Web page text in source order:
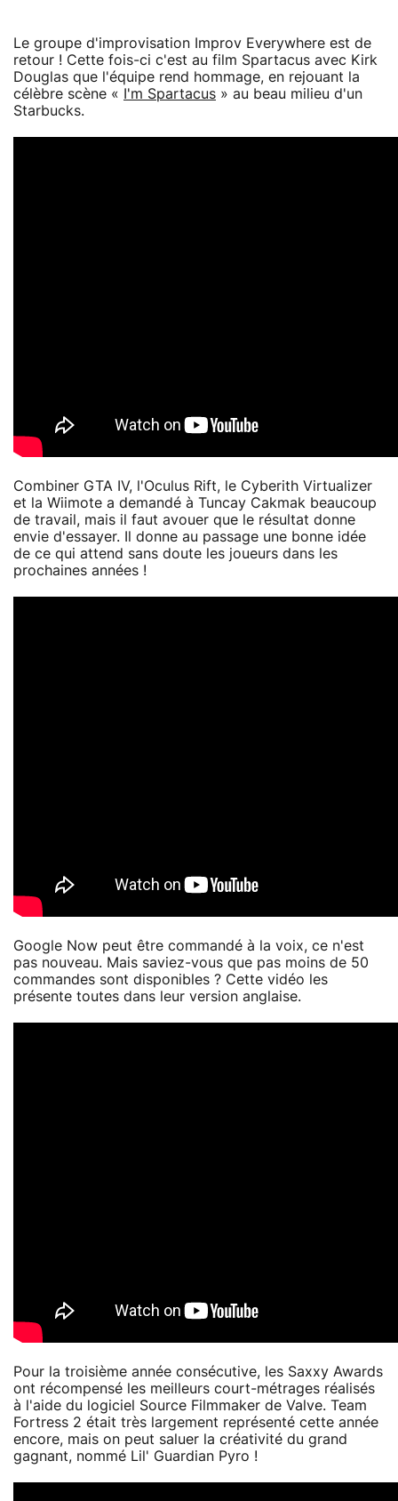
Le groupe d'improvisation Improv Everywhere est de
retour ! Cette fois-ci c'est au film Spartacus avec Kirk
Douglas que l'équipe rend hommage, en rejouant la
célèbre scène «
I'm Spartacus » au beau milieu d'un
Starbucks.
Combiner GTA IV, l'Oculus Rift, le Cyberith Virtualizer
et la Wiimote a demandé à Tuncay Cakmak beaucoup
de travail, mais il faut avouer que le résultat donne
envie d'essayer. Il donne au passage une bonne idée
de ce qui attend sans doute les joueurs dans les
prochaines années !
Google Now peut être commandé à la voix, ce n'est
pas nouveau. Mais saviez-vous que pas moins de 50
commandes sont disponibles ? Cette vidéo les
présente toutes dans leur version anglaise.
Pour la troisième année consécutive, les Saxxy Awards
ont récompensé les meilleurs court-métrages réalisés
à l'aide du logiciel Source Filmmaker de Valve. Team
Fortress 2 était très largement représenté cette année
encore, mais on peut saluer la créativité du grand
gagnant, nommé Lil' Guardian Pyro !